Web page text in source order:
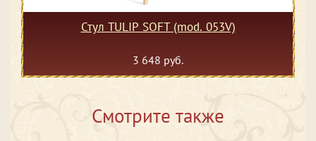
Стул TULIP SOFT (mod. 053V)
3 648 руб.
Смотрите также